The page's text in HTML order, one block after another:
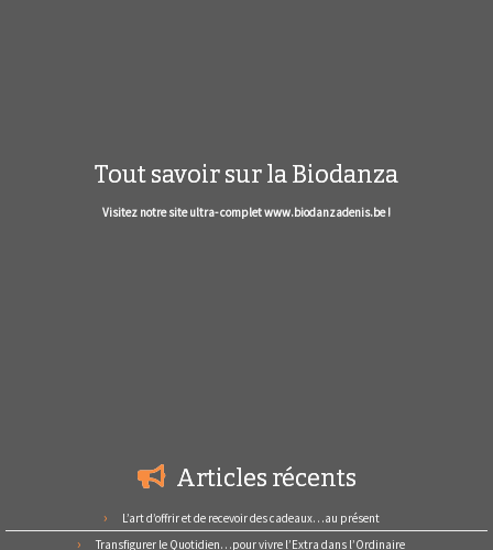
Tout savoir sur la Biodanza
Visitez notre site ultra- complet www.biodanzadenis.be !
Articles récents
L’art d’offrir et de recevoir des cadeaux…au présent
Transfigurer le Quotidien…pour vivre l’Extra dans l’Ordinaire